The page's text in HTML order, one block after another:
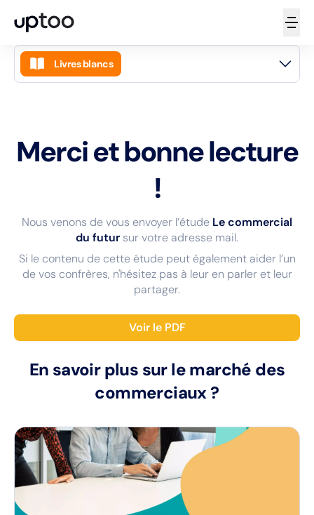
Livres blancs
Articles
Vidéos
Newsletters
Masterclass
Merci et bonne lecture
!
Nous venons de vous envoyer l’étude Le commercial
du futur sur votre adresse mail.
Si le contenu de cette étude peut également aider l’un
de vos confrères, n'hésitez pas à leur en parler et leur
partager.
Voir le PDF
En savoir plus sur le marché des
commerciaux ?